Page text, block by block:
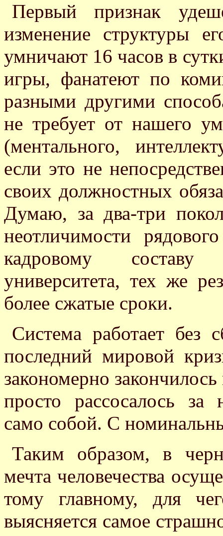
Первый признак
изменение структуры
умничают 16 часов в
игры, фанатеют по
разными другими
не требует от нашего
(ментального,
если это не
своих должностных
Думаю, за два-три
неотличимости
кадровому составу
университета, тех же
более сжатые сроки.
Система работает без
последний мировой
закономерно
просто рассосалось за
само собой. С
Таким образом, в
мечта человечества
тому главному, для
выясняется самое